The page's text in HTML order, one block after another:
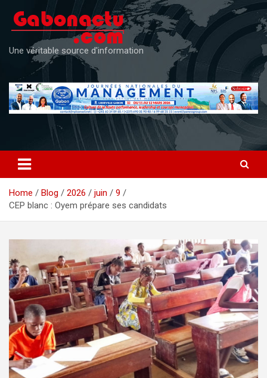
content
Une véritable source d'information
Home Blog 2026 juin
9
CEP blanc : Oyem prépare ses candidats